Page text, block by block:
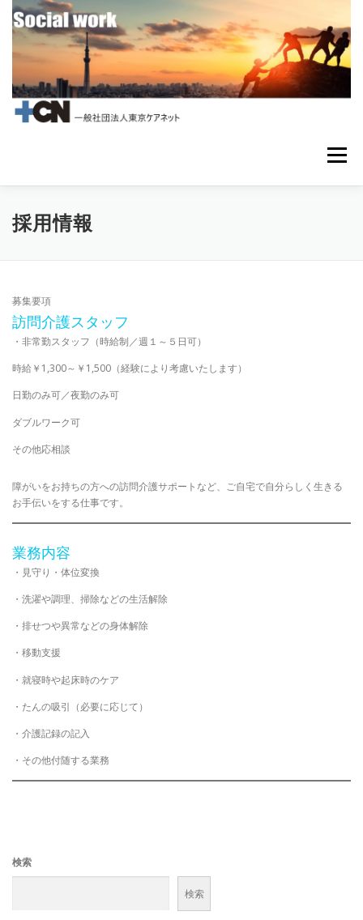
メニュー
法人理念
採用情報
募集要項
訪問介護スタッフ
・非常勤スタッフ（時給制／週１～５日可）
時給￥1,300～￥1,500（経験により考慮いたします）
日勤のみ可／夜勤のみ可
ダブルワーク可
その他応相談
障がいをお持ちの方への訪問介護サポートなど、ご自宅で自分らしく生きる
お手伝いをする仕事です。
業務内容
・見守り・体位変換
・洗濯や調理、掃除などの生活解除
・排せつや異常などの身体解除
・移動支援
・就寝時や起床時のケア
・たんの吸引（必要に応じて）
・介護記録の記入
・その他付随する業務
検索
検索